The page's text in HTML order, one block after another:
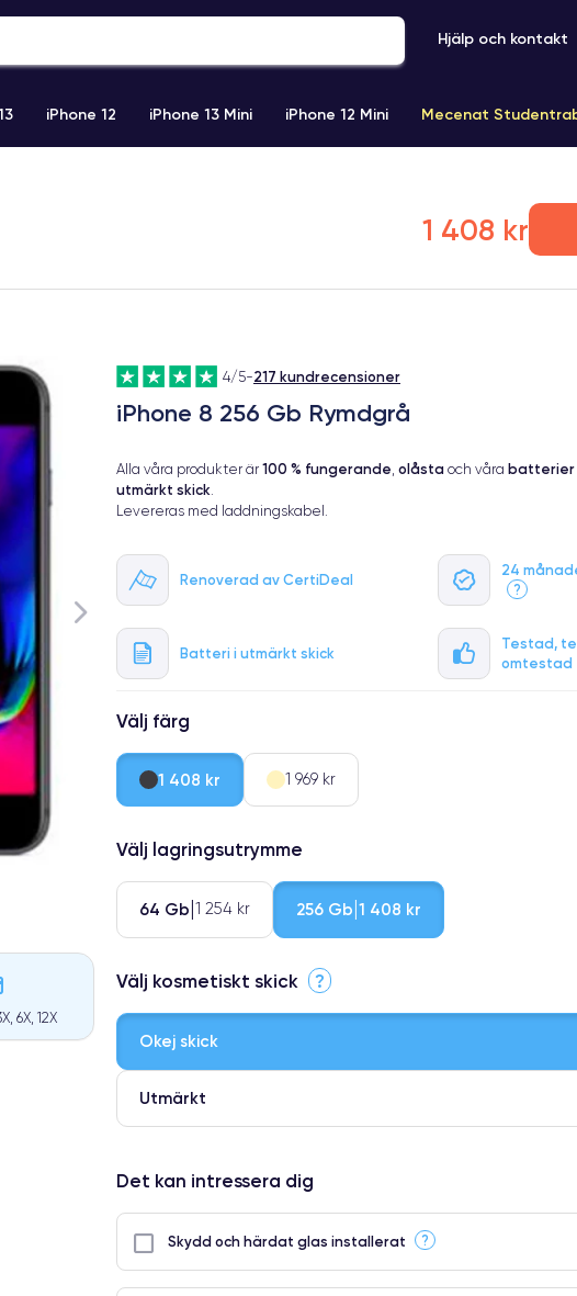
Hjälp och kontakt
iPhone 12 iPhone 13 Mini iPhone 12 Mini Mecenat
1 408 kr
6X, 12X
4/5-217 kundrecensioner
iPhone 8 256 Gb Rymdgrå
Alla våra produkter är 100 % fungerande olåsta och våra batterier
utmärkt skick
Levereras med laddningskabel.
Renoverad av CertiDeal
24
?
Batteri i utmärkt skick
Testad,
omtestad
Välj färg
1 408 kr 1 969 kr
Välj lagringsutrymme
64 Gb 1 254 kr 256 Gb 1 408 kr
Välj kosmetiskt skick ?
Okej skick
Utmärkt
⭐ Premium
● Oklanderlig kvalitetsskärm
Det kan intressera dig
Skydd och härdat glas installerat ?